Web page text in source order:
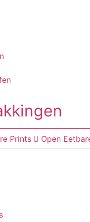
Prints
Open